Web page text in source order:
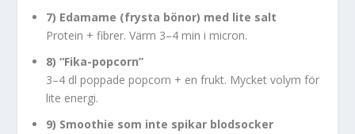
7) Edamame (frysta bönor) med lite salt
Protein + fibrer. Värm 3–4 min i micron.
8) “Fika-popcorn”
3–4 dl poppade popcorn + en frukt. Mycket volym för
lite energi.
9) Smoothie som inte spikar blodsocker